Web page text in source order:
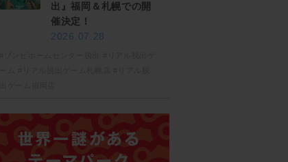
出』福岡＆札幌での開
催決定！
2026.07.28